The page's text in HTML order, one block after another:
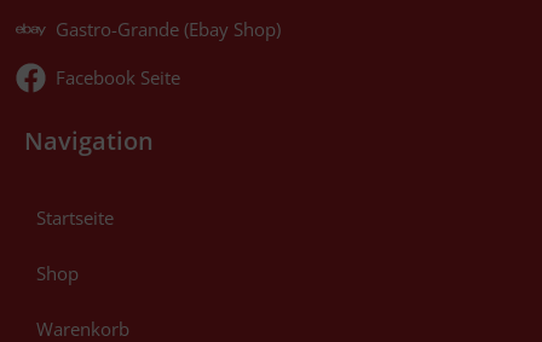
Gastro-Grande (Ebay Shop)
Facebook Seite
Navigation
Startseite
Shop
Warenkorb